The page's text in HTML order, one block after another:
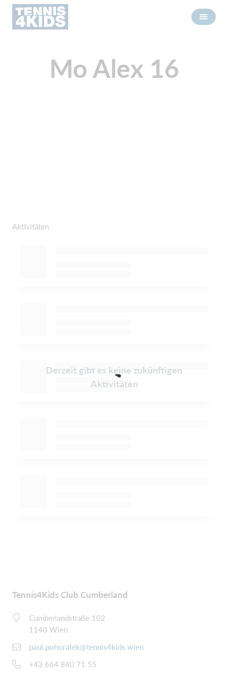
Mo Alex 16
Aktivitäten
Derzeit gibt es keine zukünftigen
Aktivitäten
Tennis4Kids Club Cumberland
Cumberlandstraße 102
1140 Wien
paul.pohoralek@tennis4kids.wien
+43 664 840 71 55